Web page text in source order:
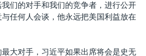
们的对手和我们的竞争者，进行公开
任何人会谈，他永远把美国利益放在
大对手，习近平如果出席将会是史无